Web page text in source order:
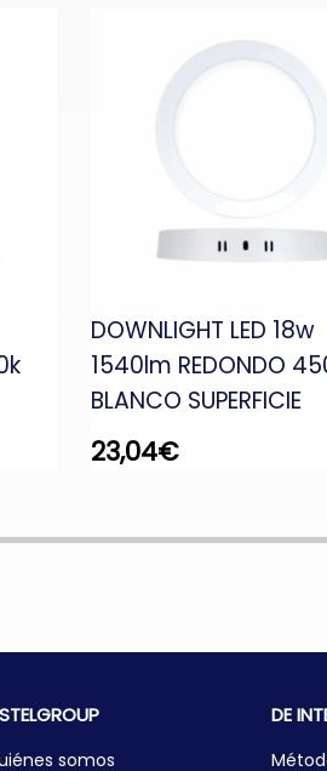
DOWNLIGHT LED 18w
1540lm REDONDO
BLANCO SUPERFICIE
23,04€
somos
DE